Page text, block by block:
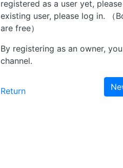
registered as a user yet,
existing user, please log in. （
are free）
By registering as an owner,
channel.
Return